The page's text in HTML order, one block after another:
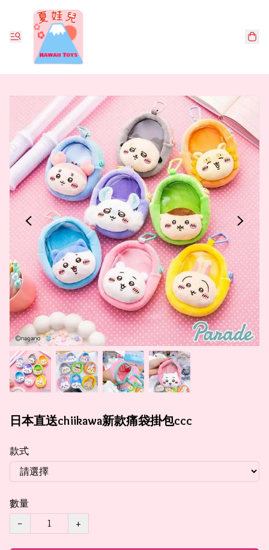
日本直送chiikawa新款痛袋掛包ccc
款式
數量
−
+